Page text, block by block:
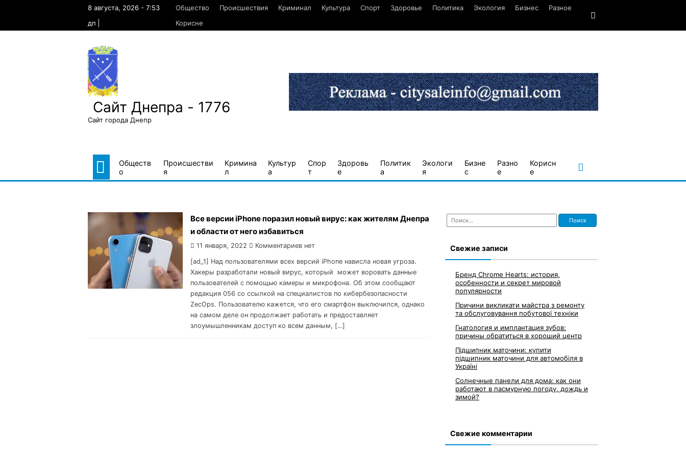
8 августа, 2026 - 7:53
дп
Общество Происшествия Криминал Культура Спорт Здоровье Политика Экология Бизнес
Разное
Корисне
Сайт Днепра - 1776
Сайт города Днепр
Обществ
о
Происшестви
я
Кримина
л
Культур
а
Спор
т
Здоровь
е
Политик
а
Экологи
я
Бизне
с
Разно
е
Корисн
е
Все версии iPhone поразил новый вирус: как жителям Днепра
и области от него избавиться
11 января, 2022 Комментариев нет
[ad_1] Над пользователями всех версий iPhone нависла новая угроза.
Хакеры разработали новый вирус, который может воровать данные
пользователей с помощью камеры и микрофона. Об этом сообщают
редакция 056 со ссылкой на специалистов по кибербезопасности
ZecOps. Пользователю кажется, что его смартфон выключился, однако
на самом деле он продолжает работать и предоставляет
злоумышленникам доступ ко всем данным, […]
Найти:
Свежие записи
Бренд Chrome Hearts: история,
особенности и секрет мировой
популярности
Причини викликати майстра з ремонту
та обслуговування побутової техніки
Гнатология и имплантация зубов:
причины обратиться в хороший центр
Підшипник маточини: купити
підшипник маточини для автомобіля в
Україні
Солнечные панели для дома: как они
работают в пасмурную погоду, дождь и
зимой?
Свежие комментарии